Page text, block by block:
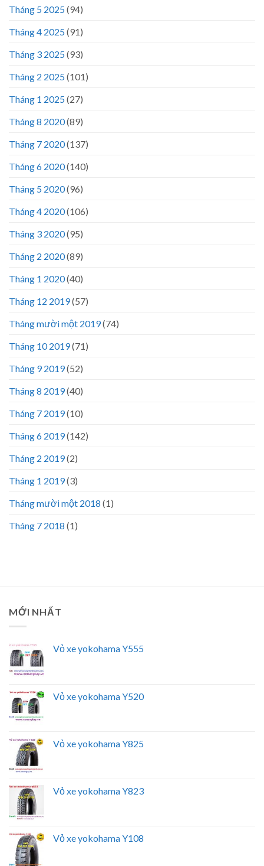
Tháng 5 2025(94)
Tháng 4 2025(91)
Tháng 3 2025(93)
Tháng 2 2025(101)
Tháng 1 2025(27)
Tháng 8 2020(89)
Tháng 7 2020(137)
Tháng 6 2020(140)
Tháng 5 2020(96)
Tháng 4 2020(106)
Tháng 3 2020(95)
Tháng 2 2020(89)
Tháng 1 2020(40)
Tháng 12 2019(57)
Tháng mười một 2019(74)
Tháng 10 2019(71)
Tháng 9 2019(52)
Tháng 8 2019(40)
Tháng 7 2019(10)
Tháng 6 2019(142)
Tháng 2 2019(2)
Tháng 1 2019(3)
Tháng mười một 2018 (1)
Tháng 7 2018 (1)
MỚI NHẤT
Vỏ xe yokohama Y555
Vỏ xe yokohama Y520
Vỏ xe yokohama Y825
Vỏ xe yokohama Y823
Vỏ xe yokohama Y108